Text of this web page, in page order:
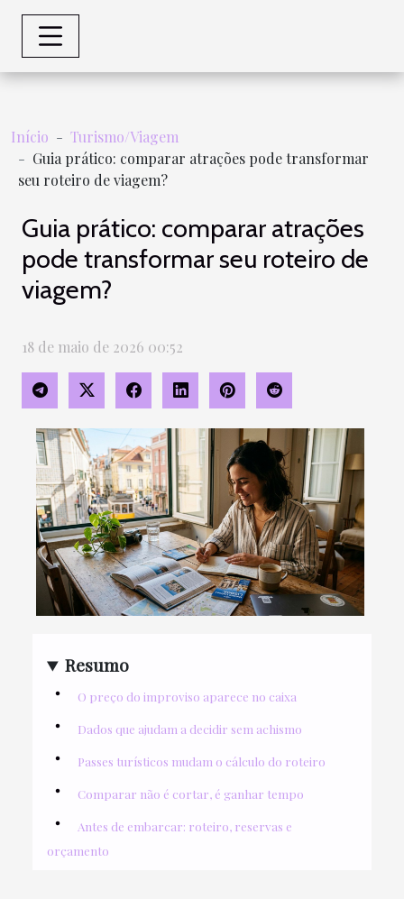
Início
Turismo/Viagem
Guia prático: comparar atrações pode transformar
seu roteiro de viagem?
Guia prático: comparar atrações
pode transformar seu roteiro de
viagem?
18 de maio de 2026 00:52
Resumo
O preço do improviso aparece no caixa
Dados que ajudam a decidir sem achismo
Passes turísticos mudam o cálculo do roteiro
Comparar não é cortar, é ganhar tempo
Antes de embarcar: roteiro, reservas e
orçamento